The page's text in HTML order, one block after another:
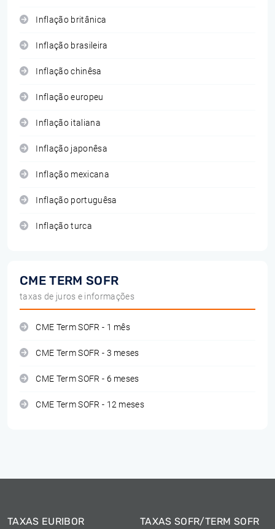
Inflação britânica
Inflação brasileira
Inflação chinêsa
Inflação europeu
Inflação italiana
Inflação japonêsa
Inflação mexicana
Inflação portuguêsa
Inflação turca
CME TERM SOFR
taxas de juros e informações
CME Term SOFR - 1 mês
CME Term SOFR - 3 meses
CME Term SOFR - 6 meses
CME Term SOFR - 12 meses
TAXAS EURIBOR TAXAS SOFR/TERM SOFR